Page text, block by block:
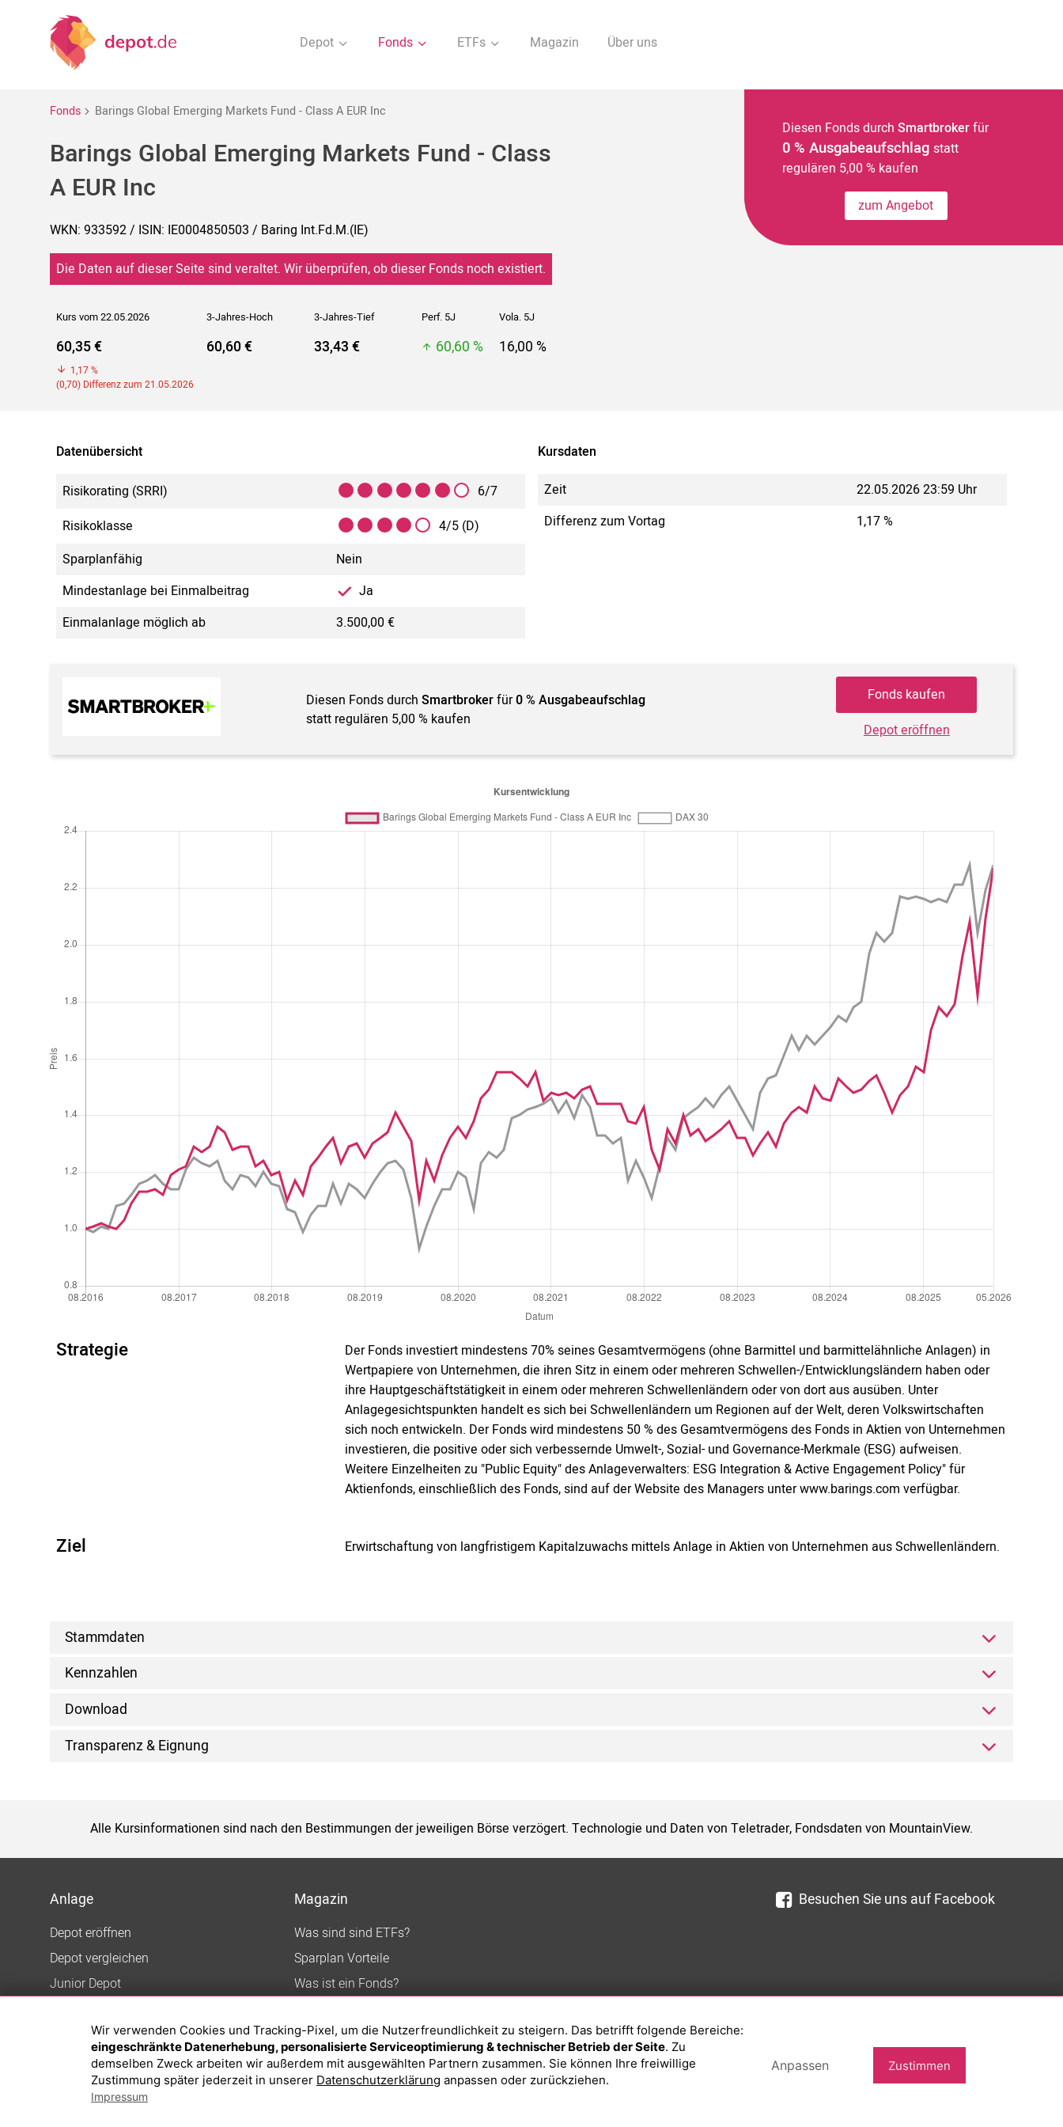
Depot Fonds ETFs Magazin Über uns
Fonds Barings Global Emerging Markets Fund - Class A EUR Inc
Barings Global Emerging Markets Fund - Class
A EUR Inc
WKN: 933592 / ISIN: IE0004850503 / Baring Int.Fd.M.(IE)
Die Daten auf dieser Seite sind veraltet. Wir überprüfen, ob dieser Fonds noch existiert.
Kurs vom 22.05.2026 3-Jahres-Hoch 3-Jahres-Tief Perf. 5J Vola. 5J
60,35 €
1,17 %
(0,70) Differenz zum 21.05.2026
60,60 € 33,43 € 60,60 % 16,00 %
Diesen Fonds durch Smartbrokerfür
0 % Ausgabeaufschlag statt
regulären 5,00 % kaufen
zum Angebot
Datenübersicht
Risikorating (SRRI)
6/7
Risikoklasse
4/5 (D)
Sparplanfähig
Nein
Mindestanlage bei Einmalbeitrag
Ja
Einmalanlage möglich ab
3.500,00 €
Kursdaten
Zeit
22.05.2026 23:59 Uhr
Differenz zum Vortag
1,17 %
Diesen Fonds durchSmartbrokerfür0 % Ausgabeaufschlag
statt regulären 5,00 % kaufen
Fonds kaufen
Depot eröffnen
Strategie
Der Fonds investiert mindestens 70% seines Gesamtvermögens (ohne Barmittel und barmittelähnliche Anlagen) in
Wertpapiere von Unternehmen, die ihren Sitz in einem oder mehreren Schwellen-/Entwicklungsländern haben oder
ihre Hauptgeschäftstätigkeit in einem oder mehreren Schwellenländern oder von dort aus ausüben. Unter
Anlagegesichtspunkten handelt es sich bei Schwellenländern um Regionen auf der Welt, deren Volkswirtschaften
sich noch entwickeln. Der Fonds wird mindestens 50 % des Gesamtvermögens des Fonds in Aktien von Unternehmen
investieren, die positive oder sich verbessernde Umwelt-, Sozial- und Governance-Merkmale (ESG) aufweisen.
Weitere Einzelheiten zu "Public Equity" des Anlageverwalters: ESG Integration & Active Engagement Policy" für
Aktienfonds, einschließlich des Fonds, sind auf der Website des Managers unter www.barings.com verfügbar.
Ziel Erwirtschaftung von langfristigem Kapitalzuwachs mittels Anlage in Aktien von Unternehmen aus Schwellenländern.
Stammdaten
Kennzahlen
Download
Transparenz & Eignung
Alle Kursinformationen sind nach den Bestimmungen der jeweiligen Börse verzögert. Technologie und Daten von Teletrader, Fondsdaten von MountainView.
Anlage
Depot eröffnen
Depot vergleichen
Junior Depot
Top-Fonds
Fonds-Suche
Magazin
Was sind sind ETFs?
Sparplan Vorteile
Was ist ein Fonds?
Besuchen Sie uns auf Facebook
Wir verwenden Cookies und Tracking-Pixel, um die Nutzerfreundlichkeit zu steigern. Das betrifft folgende Bereiche:
eingeschränkte Datenerhebung, personalisierte Serviceoptimierung & technischer Betrieb der Seite. Zu
demselben Zweck arbeiten wir außerdem mit ausgewählten Partnern zusammen. Sie können Ihre freiwillige
Zustimmung später jederzeit in unserer Datenschutzerklärung anpassen oder zurückziehen.
Impressum
Anpassen Zustimmen